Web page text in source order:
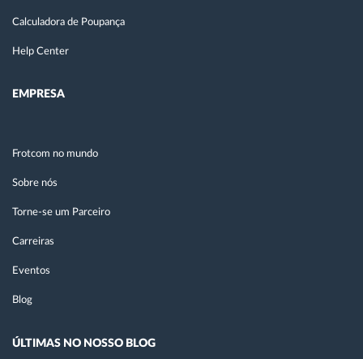
Calculadora de Poupança
Help Center
EMPRESA
Frotcom no mundo
Sobre nós
Torne-se um Parceiro
Carreiras
Eventos
Blog
ÚLTIMAS NO NOSSO BLOG